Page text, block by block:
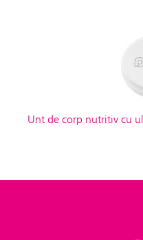
Unt de corp nutritiv cu